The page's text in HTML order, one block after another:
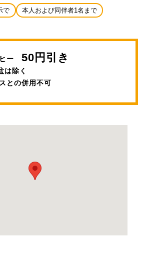
で 本人および同伴者1名まで
ヒー50円引き
は除く
との併用不可